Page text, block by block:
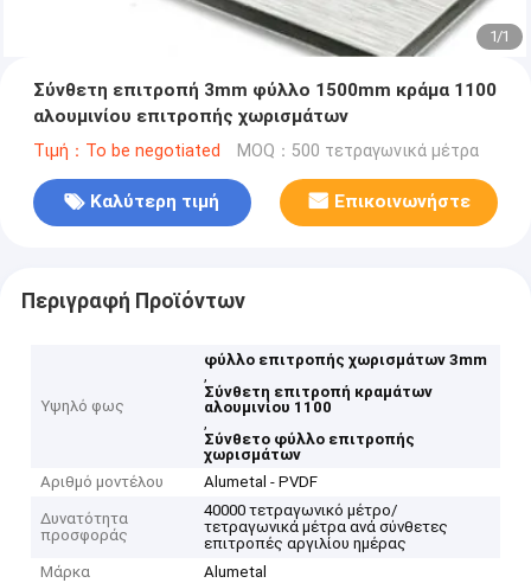
1/1
Σύνθετη επιτροπή 3mm φύλλο 1500mm κράμα 1100
αλουμινίου επιτροπής χωρισμάτων
Τιμή：To be negotiated MOQ：500 τετραγωνικά μέτρα
Καλύτερη τιμή Επικοινωνήστε
Περιγραφή Προϊόντων
Υψηλό φως
φύλλο επιτροπής χωρισμάτων 3mm
,
Σύνθετη επιτροπή κραμάτων
αλουμινίου 1100
,
Σύνθετο φύλλο επιτροπής
χωρισμάτων
Αριθμό μοντέλου
Alumetal - PVDF
Δυνατότητα
προσφοράς
40000 τετραγωνικό μέτρο/
τετραγωνικά μέτρα ανά σύνθετες
επιτροπές αργιλίου ημέρας
Μάρκα
Alumetal